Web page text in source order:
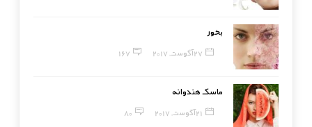
بخور
27 آگوست, 2017 167
ماسک هندوانه
21 آگوست, 2017 80